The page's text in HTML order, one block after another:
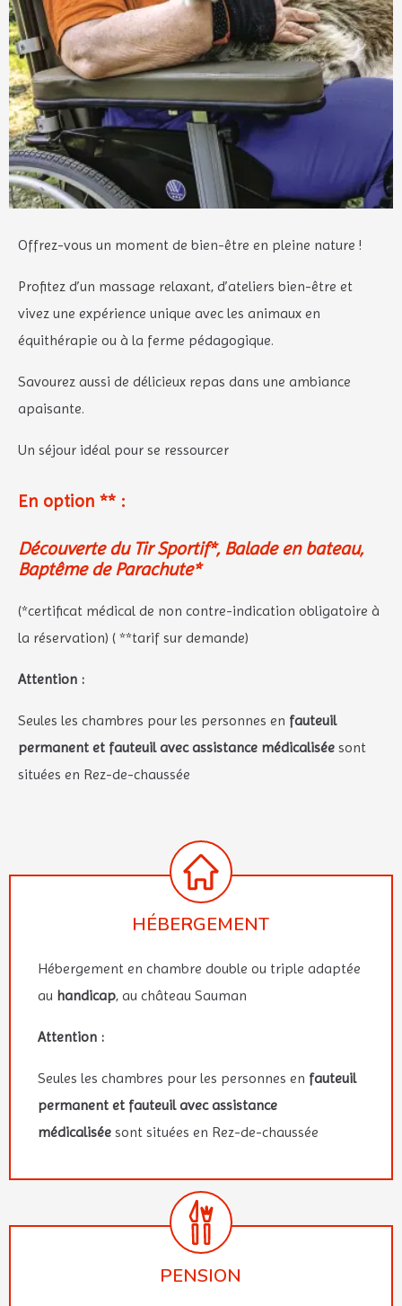
Offrez-vous un moment de bien-être en pleine nature !
Profitez d’un massage relaxant, d’ateliers bien-être et
vivez une expérience unique avec les animaux en
équithérapie ou à la ferme pédagogique.
Savourez aussi de délicieux repas dans une ambiance
apaisante.
Un séjour idéal pour se ressourcer
En option ** :
Découverte du Tir Sportif*, Balade en bateau,
Baptême de Parachute*
(*certificat médical de non contre-indication obligatoire à
la réservation) ( **tarif sur demande)
Attention :
Seules les chambres pour les personnes en fauteuil
permanent et fauteuil avec assistance médicalisée sont
situées en Rez-de-chaussée
HÉBERGEMENT
Hébergement en chambre double ou triple adaptée
au handicap, au château Sauman
Attention :
Seules les chambres pour les personnes en fauteuil
permanent et fauteuil avec assistance
médicalisée sont situées en Rez-de-chaussée
PENSION